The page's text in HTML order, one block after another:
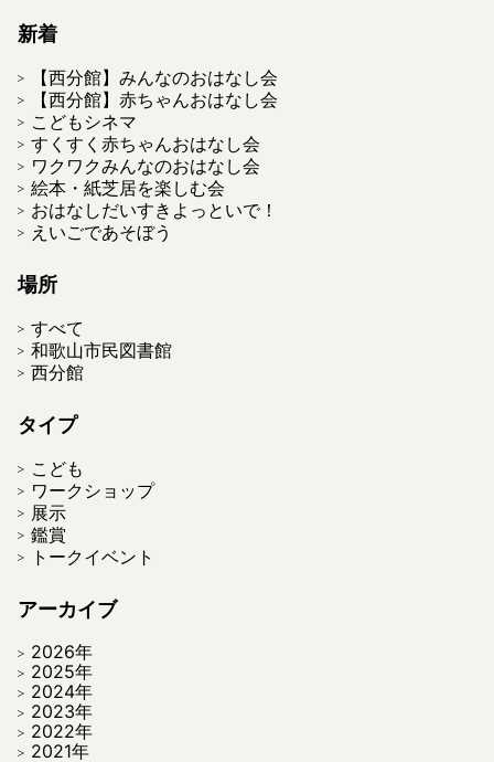
新着
【西分館】みんなのおはなし会
【西分館】赤ちゃんおはなし会
こどもシネマ
すくすく赤ちゃんおはなし会
ワクワクみんなのおはなし会
絵本・紙芝居を楽しむ会
おはなしだいすきよっといで！
えいごであそぼう
場所
すべて
和歌山市民図書館
西分館
タイプ
こども
ワークショップ
展示
鑑賞
トークイベント
アーカイブ
2026年
2025年
2024年
2023年
2022年
2021年